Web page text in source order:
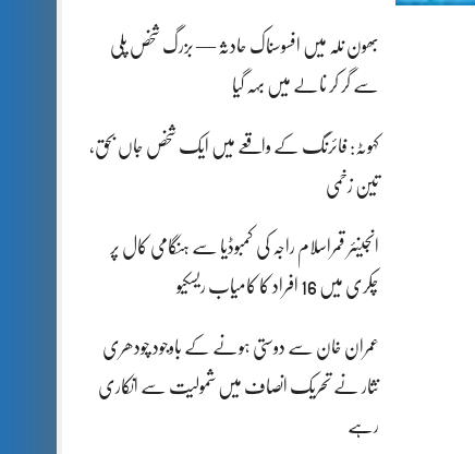
بھون نلہ میں افسوسناک حادثہ — بزرگ شخص پلی
سے گر کر نالے میں بہہ گیا
کہوٹہ: فائرنگ کے واقعے میں ایک شخص جاں بحق،
تین زخمی
انجینئر قمراسلام راجہ کی کمبوڈیا سے ہنگامی کال پر
چکری میں 16 افراد کا کامیاب ریسکیو
عمران خان سے دوستی ہونے کے باوجود چودھری
نثار نے تحریک انصاف میں شمولیت سے انکاری
رہے